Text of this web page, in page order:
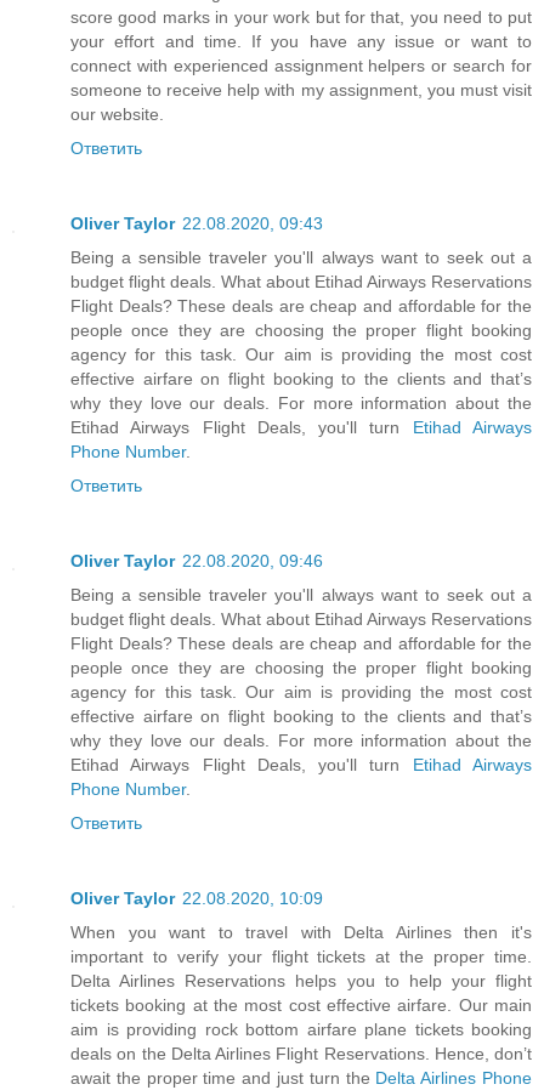
score good marks in your work but for that, you need to put
your effort and time. If you have any issue or want to
connect with experienced assignment helpers or search for
someone to receive help with my assignment, you must visit
our website.
Ответить
Oliver Taylor 22.08.2020, 09:43
Being a sensible traveler you'll always want to seek out a
budget flight deals. What about Etihad Airways Reservations
Flight Deals? These deals are cheap and affordable for the
people once they are choosing the proper flight booking
agency for this task. Our aim is providing the most cost
effective airfare on flight booking to the clients and that’s
why they love our deals. For more information about the
Etihad Airways Flight Deals, you'll turn Etihad Airways
Phone Number.
Ответить
Oliver Taylor 22.08.2020, 09:46
Being a sensible traveler you'll always want to seek out a
budget flight deals. What about Etihad Airways Reservations
Flight Deals? These deals are cheap and affordable for the
people once they are choosing the proper flight booking
agency for this task. Our aim is providing the most cost
effective airfare on flight booking to the clients and that’s
why they love our deals. For more information about the
Etihad Airways Flight Deals, you'll turn Etihad Airways
Phone Number.
Ответить
Oliver Taylor 22.08.2020, 10:09
When you want to travel with Delta Airlines then it's
important to verify your flight tickets at the proper time.
Delta Airlines Reservations helps you to help your flight
tickets booking at the most cost effective airfare. Our main
aim is providing rock bottom airfare plane tickets booking
deals on the Delta Airlines Flight Reservations. Hence, don’t
await the proper time and just turn the Delta Airlines Phone